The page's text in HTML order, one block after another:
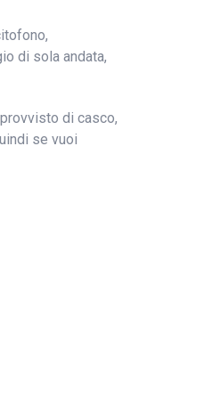
di sola andata,
di casco,
se vuoi